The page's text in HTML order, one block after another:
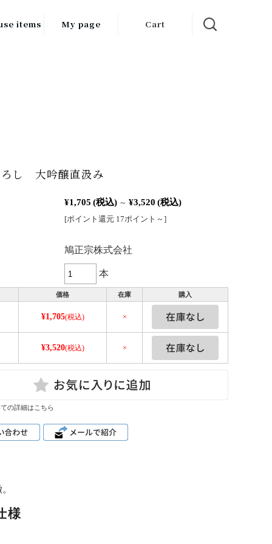
items
器
My page Cart
し 大吟醸直汲み
¥1,705 (税込) ～ ¥3,520 (税込)
[ポイント還元 17ポイント～]
鳩正宗株式会社
本
価格 在庫 購入
¥1,705(税込) ×
¥3,520(税込) ×
の詳細はこちら
様